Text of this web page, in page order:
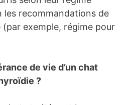
les recommandations de
exemple, régime pour
de vie d’un chat
?